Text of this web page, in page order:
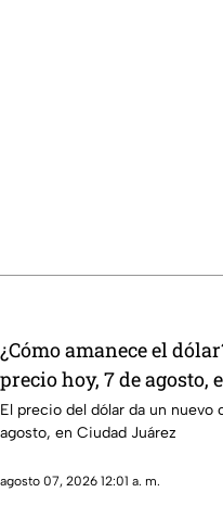
¿Cómo amanece el
precio hoy, 7 de agosto,
Juárez
El precio del dólar da un nuevo
agosto, en Ciudad Juárez
agosto 07, 2026 12:01 a. m.